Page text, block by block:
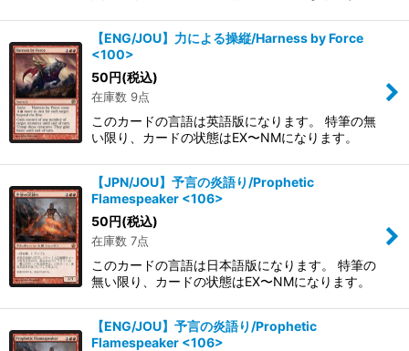
【ENG/JOU】力による操縦/Harness by Force
<100>
50円(税込)
在庫数 9点
このカードの言語は英語版になります。 特筆の無
い限り、カードの状態はEX〜NMになります。
【JPN/JOU】予言の炎語り/Prophetic
Flamespeaker <106>
50円(税込)
在庫数 7点
このカードの言語は日本語版になります。 特筆の
無い限り、カードの状態はEX〜NMになります。
【ENG/JOU】予言の炎語り/Prophetic
Flamespeaker <106>